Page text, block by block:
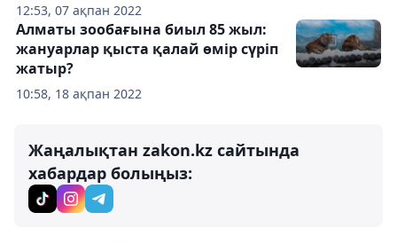
12:53, 07 ақпан 2022
10:58, 18 ақпан 2022
Алматы зообағына биыл 85 жыл:
жануарлар қыста қалай өмір сүріп
жатыр?
Жаңалықтан zakon.kz сайтында
хабардар болыңыз: